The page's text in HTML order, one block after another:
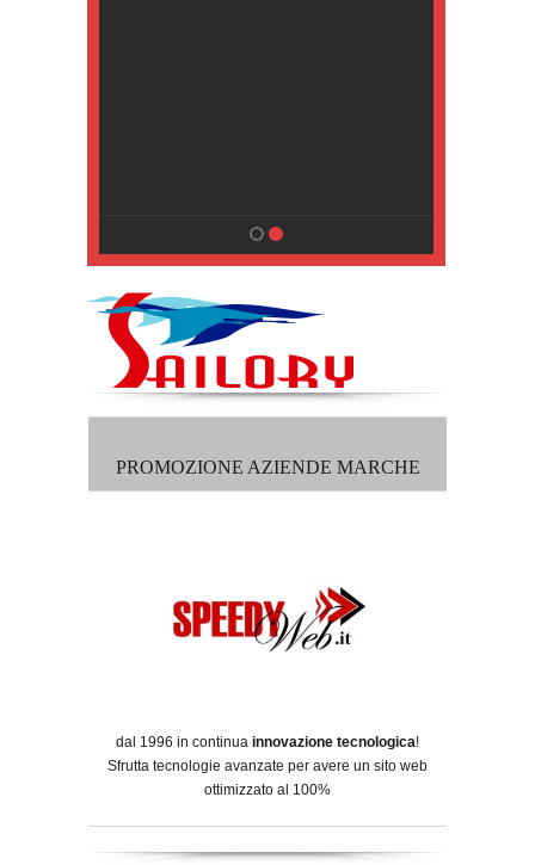
PROMOZIONE AZIENDE MARCHE
dal 1996 in continua innovazione tecnologica!
Sfrutta tecnologie avanzate per avere un sito web
ottimizzato al 100%